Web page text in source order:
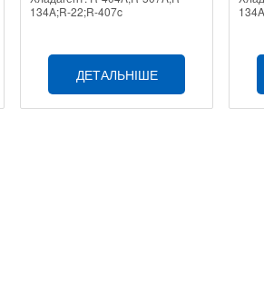
134A;R-22;R-407c
ДЕТАЛЬНІШЕ